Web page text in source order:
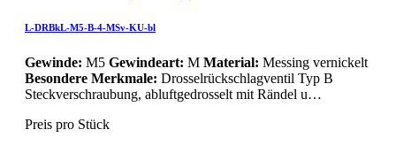
L-DRBkL-M5-B-4-MSv-KU-bl
Gewinde: M5 Gewindeart: M Material: Messing vernickelt
Besondere Merkmale: Drosselrückschlagventil Typ B
Steckverschraubung, abluftgedrosselt mit Rändel u…
Preis pro Stück